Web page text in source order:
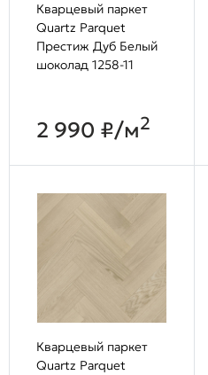
Кварцевый паркет
Quartz Parquet
Престиж Дуб Белый
шоколад 1258-11
2 990 ₽/м2
Кварцевый паркет
Quartz Parquet